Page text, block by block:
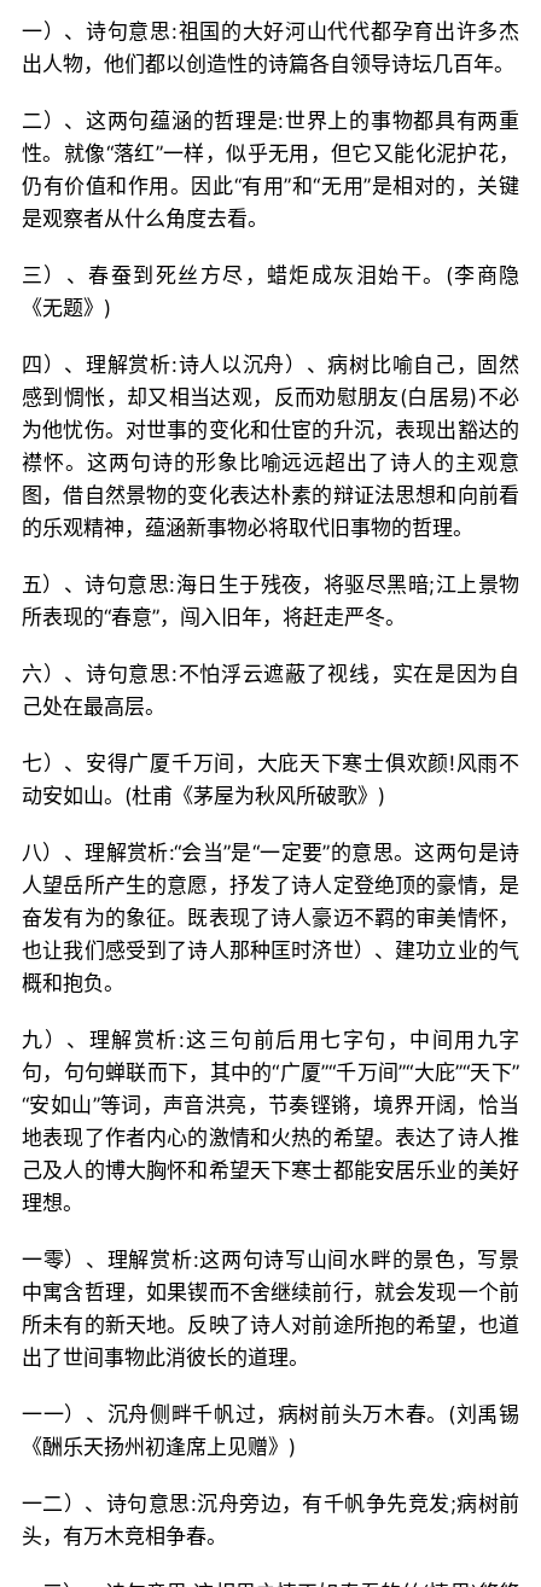
一）、诗句意思:祖国的大好河山代代都孕育出许多杰
出人物，他们都以创造性的诗篇各自领导诗坛几百年。
二）、这两句蕴涵的哲理是:世界上的事物都具有两重
性。就像“落红”一样，似乎无用，但它又能化泥护花，
仍有价值和作用。因此“有用”和“无用”是相对的，关键
是观察者从什么角度去看。
三）、春蚕到死丝方尽，蜡炬成灰泪始干。(李商隐
《无题》)
四）、理解赏析:诗人以沉舟）、病树比喻自己，固然
感到惆怅，却又相当达观，反而劝慰朋友(白居易)不必
为他忧伤。对世事的变化和仕宦的升沉，表现出豁达的
襟怀。这两句诗的形象比喻远远超出了诗人的主观意
图，借自然景物的变化表达朴素的辩证法思想和向前看
的乐观精神，蕴涵新事物必将取代旧事物的哲理。
五）、诗句意思:海日生于残夜，将驱尽黑暗;江上景物
所表现的“春意”，闯入旧年，将赶走严冬。
六）、诗句意思:不怕浮云遮蔽了视线，实在是因为自
己处在最高层。
七）、安得广厦千万间，大庇天下寒士俱欢颜!风雨不
动安如山。(杜甫《茅屋为秋风所破歌》)
八）、理解赏析:“会当”是“一定要”的意思。这两句是诗
人望岳所产生的意愿，抒发了诗人定登绝顶的豪情，是
奋发有为的象征。既表现了诗人豪迈不羁的审美情怀，
也让我们感受到了诗人那种匡时济世）、建功立业的气
概和抱负。
九）、理解赏析:这三句前后用七字句，中间用九字
句，句句蝉联而下，其中的“广厦”“千万间”“大庇”“天下”
“安如山”等词，声音洪亮，节奏铿锵，境界开阔，恰当
地表现了作者内心的激情和火热的希望。表达了诗人推
己及人的博大胸怀和希望天下寒士都能安居乐业的美好
理想。
一零）、理解赏析:这两句诗写山间水畔的景色，写景
中寓含哲理，如果锲而不舍继续前行，就会发现一个前
所未有的新天地。反映了诗人对前途所抱的希望，也道
出了世间事物此消彼长的道理。
一一）、沉舟侧畔千帆过，病树前头万木春。(刘禹锡
《酬乐天扬州初逢席上见赠》)
一二）、诗句意思:沉舟旁边，有千帆争先竞发;病树前
头，有万木竞相争春。